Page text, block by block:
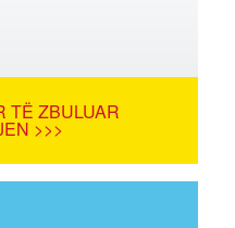
TË ZBULUAR
>>>